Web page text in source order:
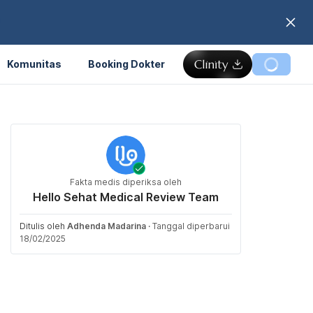
Komunitas Booking Dokter
Fakta medis diperiksa oleh
Hello Sehat Medical Review Team
Ditulis oleh Adhenda Madarina · Tanggal diperbarui
18/02/2025